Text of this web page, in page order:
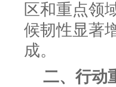
区和重点领
候韧性显著
成。
二、行动